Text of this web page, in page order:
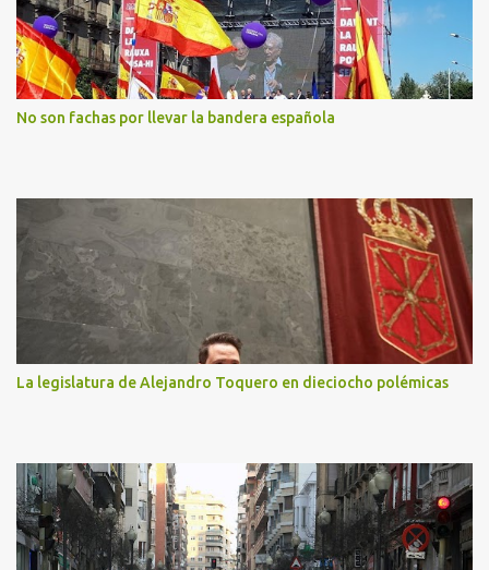
No son fachas por llevar la bandera española
La legislatura de Alejandro Toquero en dieciocho polémicas